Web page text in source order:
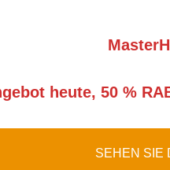
heute, 50 %
SEHEN SIE